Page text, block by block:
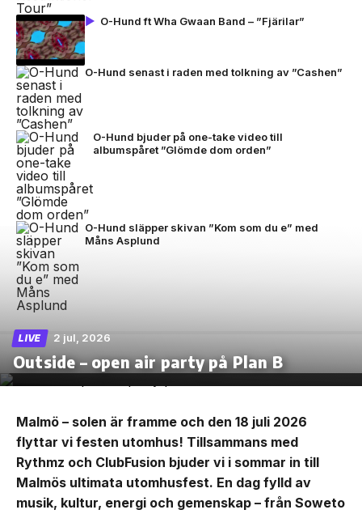
O-Hund ft Wha Gwaan Band – ”Fjärilar”
O-Hund senast i raden med tolkning av ”Cashen”
O-Hund bjuder på one-take video till
albumspåret ”Glömde dom orden”
O-Hund släpper skivan ”Kom som du e” med
Måns Asplund
LIVE 2 jul, 2026
Outside – open air party på Plan B
Malmö – solen är framme och den 18 juli 2026
flyttar vi festen utomhus! Tillsammans med
Rythmz och ClubFusion bjuder vi i sommar in till
Malmös ultimata utomhusfest. En dag fylld av
musik, kultur, energi och gemenskap – från Soweto